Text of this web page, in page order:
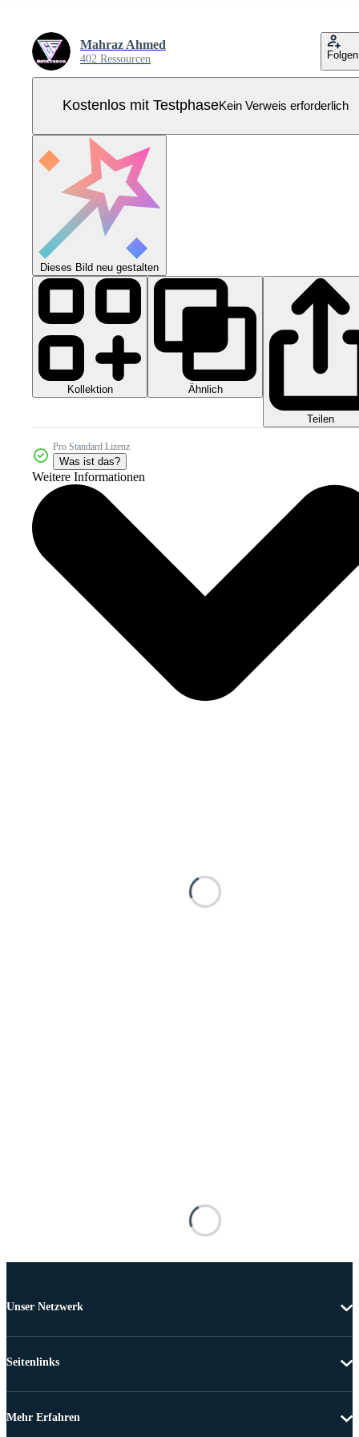
Mahraz Ahmed
402 Ressourcen Folgen
Kostenlos mit TestphaseKein Verweis erforderlich
Dieses Bild neu gestalten
Kollektion Ähnlich
Teilen
Pro Standard Lizenz
Was ist das?
Weitere Informationen
Unser Netzwerk
Seitenlinks
Mehr Erfahren